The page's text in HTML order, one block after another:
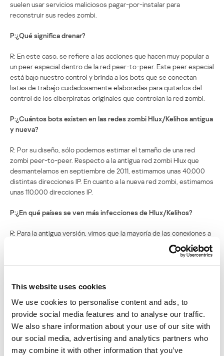
This website uses cookies
We use cookies to personalise content and ads, to
provide social media features and to analyse our traffic.
We also share information about your use of our site with
our social media, advertising and analytics partners who
may combine it with other information that you’ve
suelen usar servicios maliciosos pagar-por-instalar para
reconstruir sus redes zombi.
P:¿Qué significa drenar?
R: En este caso, se refiere a las acciones que hacen muy popular a
un peer especial dentro de la red peer-to-peer. Este peer especial
está bajo nuestro control y brinda a los bots que se conectan
listas de trabajo cuidadosamente elaboradas para quitarlos del
control de los ciberpiratas originales que controlan la red zombi.
P:¿Cuántos bots existen en las redes zombi Hlux/Kelihos antigua
y nueva?
R: Por su diseño, sólo podemos estimar el tamaño de una red
zombi peer-to-peer. Respecto a la antigua red zombi Hlux que
desmantelamos en septiembre de 2011, estimamos unas 40.000
distintas direcciones IP. En cuanto a la nueva red zombi, estimamos
unas 110.000 direcciones IP.
P:¿En qué países se ven más infecciones de Hlux/Kelihos?
R: Para la antigua versión, vimos que la mayoría de las conexiones a
nuestro drenaje provenían de Tailandia, Vietnam, India y Corea.